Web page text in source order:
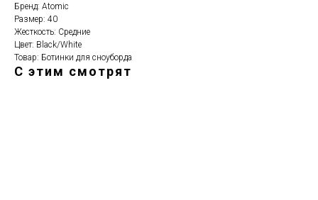
Бренд: Atomic
Размер: 40
Жесткость: Средние
Цвет: Black/White
Товар: Ботинки для сноуборда
С этим смотрят